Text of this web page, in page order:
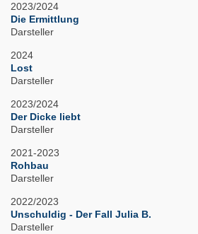
2023/2024
Die Ermittlung
Darsteller
2024
Lost
Darsteller
2023/2024
Der Dicke liebt
Darsteller
2021-2023
Rohbau
Darsteller
2022/2023
Unschuldig - Der Fall Julia B.
Darsteller